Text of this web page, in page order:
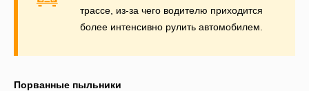
трассе, из-за чего водителю приходится
более интенсивно рулить автомобилем.
Порванные пыльники